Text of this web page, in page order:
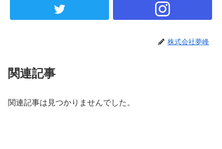
株式会社夢峰
関連記事
関連記事は見つかりませんでした。